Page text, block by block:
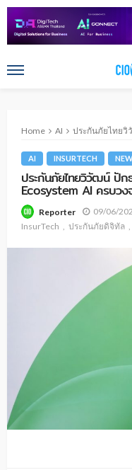
Home AI ประกันภัยไทยวิวัฒน์
AI INSURTECH
ประกันภัยไทยวิวัฒน์ ปั
Ecosystem AI ครบวง
Reporter 09/06/
InsurTech
ประกันภัยดิจิทัล